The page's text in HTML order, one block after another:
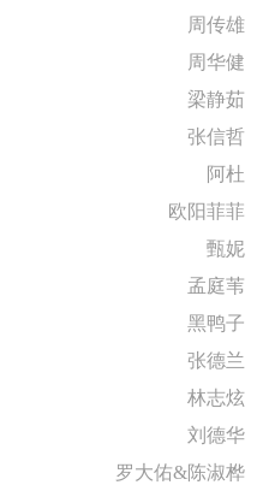
周传雄
周华健
梁静茹
张信哲
阿杜
欧阳菲菲
甄妮
孟庭苇
黑鸭子
张德兰
林志炫
刘德华
罗大佑&陈淑桦